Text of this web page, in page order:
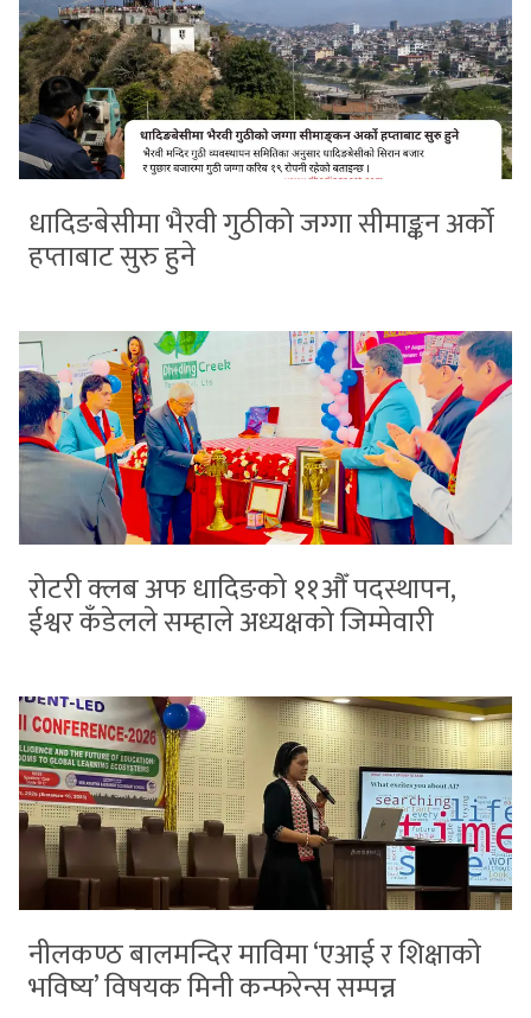
धादिङबेसीमा भैरवी गुठीको जग्गा सीमाङ्कन अर्को
हप्ताबाट सुरु हुने
रोटरी क्लब अफ धादिङको ११औँ पदस्थापन,
ईश्वर कँडेलले सम्हाले अध्यक्षको जिम्मेवारी
नीलकण्ठ बालमन्दिर माविमा ‘एआई र शिक्षाको
भविष्य’ विषयक मिनी कन्फरेन्स सम्पन्न